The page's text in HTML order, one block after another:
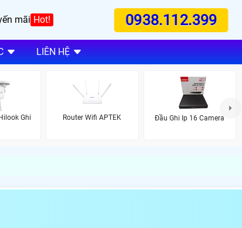
mãi Hot! 0938.112.399
LIÊN HỆ
Ghi
Router Wifi APTEK Đầu Ghi Ip 16 Camera